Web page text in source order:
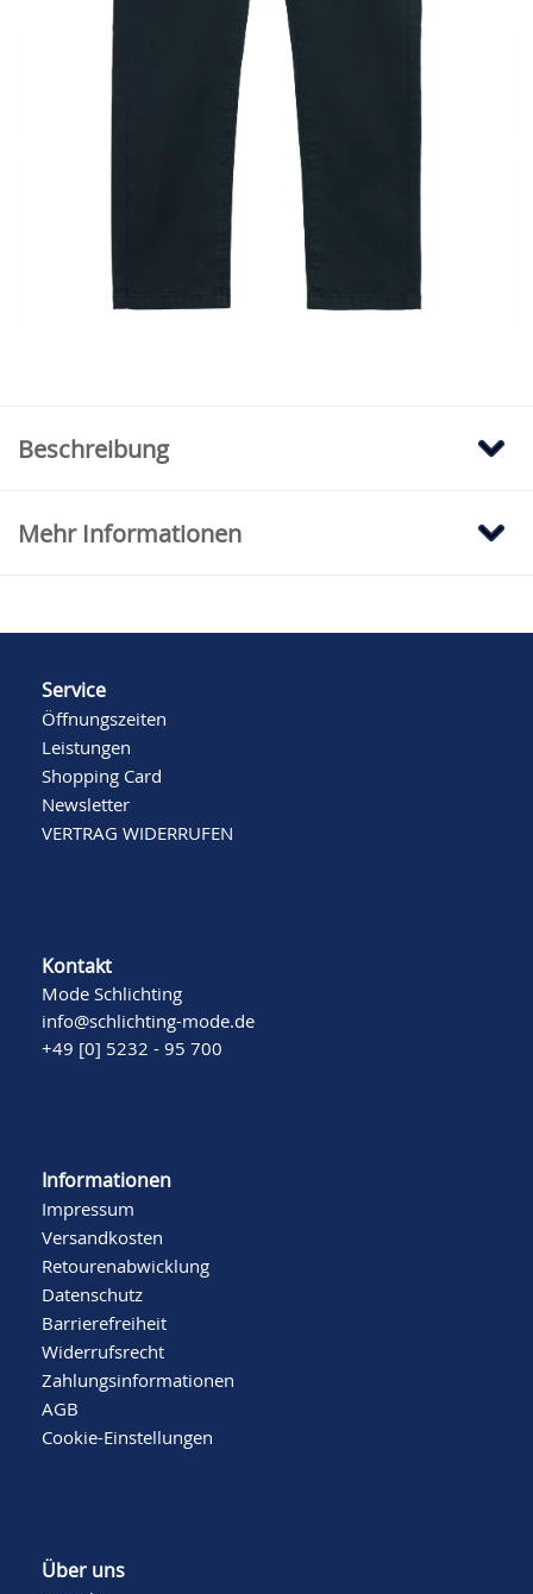
Vor Ort direkt kaufen
Prüfe die Verfügbarkeit des Artikels
Fehlt eine Größe?
Falls Ihre Größe hier nicht verfügbar sein
sollte, klicken Sie bitte hier, um auf
Modehaus.de nachzusehen.
Beschreibung
Mehr Informationen
Service
Öffnungszeiten
Leistungen
Shopping Card
Newsletter
VERTRAG WIDERRUFEN
Kontakt
Mode Schlichting
info@schlichting-mode.de
+49 [0] 5232 - 95 700
Informationen
Impressum
Versandkosten
Retourenabwicklung
Datenschutz
Barrierefreiheit
Widerrufsrecht
Zahlungsinformationen
AGB
Cookie-Einstellungen
Über uns